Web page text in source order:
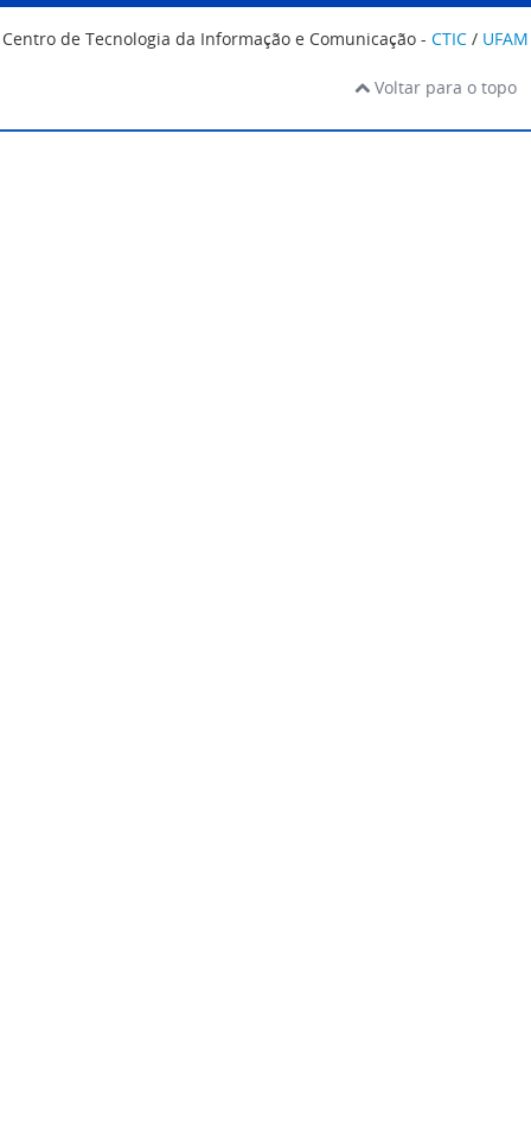
Centro de Tecnologia da Informação e Comunicação - CTIC / UFAM
Voltar para o topo